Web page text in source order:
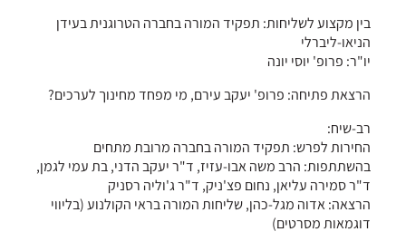
בין מקצוע לשליחות: תפקיד המורה בחברה הטרוגנית בעידן
הניאו-ליברלי
יו"ר: פרופ' יוסי יונה
הרצאת פתיחה: פרופ' יעקב עירם, מי מפחד מחינוך לערכים?
רב-שיח:
החירות לפרש: תפקיד המורה בחברה מרובת מתחים
בהשתתפות: הרב משה אבו-עזיז, ד"ר יעקב הדני, בת עמי לגמן,
ד"ר סמירה עליאן, נחום פצ'ניק, ד"ר ג'וליה רסניק
הרצאה: אדוה מגל-כהן, שליחות המורה בראי הקולנוע (בליווי
דוגמאות מסרטים)